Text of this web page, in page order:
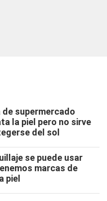
de supermercado
la piel pero no sirve
del sol
se puede usar
marcas de
piel